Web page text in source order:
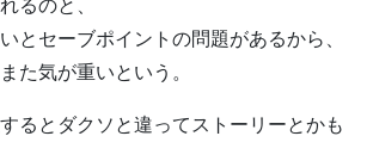
るのと、
とセーブポイントの問題があるから、
た気が重いという。
るとダクソと違ってストーリーとかも